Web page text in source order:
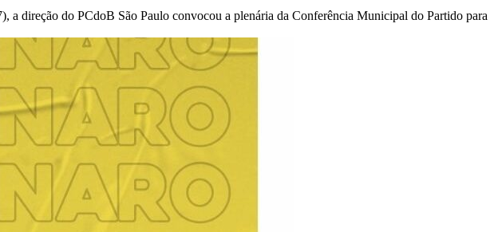
a direção do PCdoB São Paulo convocou a plenária da Conferência Municipal do Partido para